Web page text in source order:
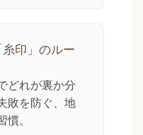
印」のルー
どれが裏か分
敗を防ぐ、地
。